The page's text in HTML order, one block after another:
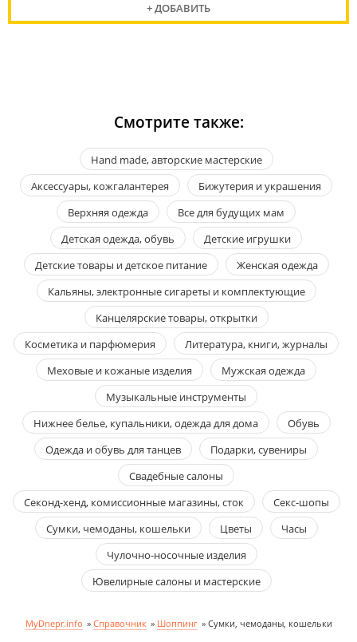
+ ДОБАВИТЬ
Смотрите также:
Hand made, авторские мастерские
Аксессуары, кожгалантерея
Бижутерия и украшения
Верхняя одежда
Все для будущих мам
Детская одежда, обувь
Детские игрушки
Детские товары и детское питание
Женская одежда
Кальяны, электронные сигареты и комплектующие
Канцелярские товары, открытки
Косметика и парфюмерия
Литература, книги, журналы
Меховые и кожаные изделия
Мужская одежда
Музыкальные инструменты
Нижнее белье, купальники, одежда для дома
Обувь
Одежда и обувь для танцев
Подарки, сувениры
Свадебные салоны
Секонд-хенд, комиссионные магазины, сток
Секс-шопы
Сумки, чемоданы, кошельки
Цветы
Часы
Чулочно-носочные изделия
Ювелирные салоны и мастерские
MyDnepr.info » Справочник » Шоппинг » Сумки, чемоданы, кошельки